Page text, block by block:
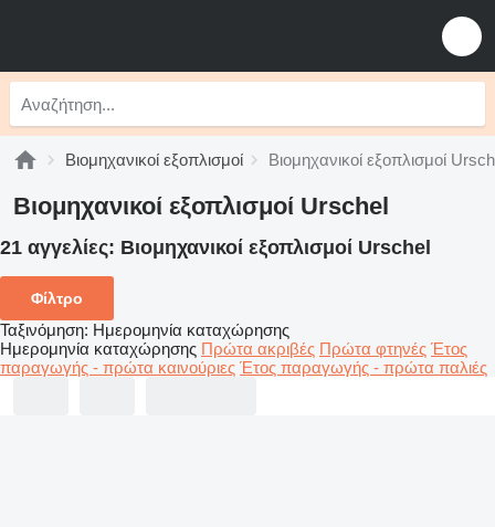
Βιομηχανικοί εξοπλισμοί Βιομηχανικοί εξοπλισμοί
Βιομηχανικοί εξοπλισμοί Urschel
21 αγγελίες: Βιομηχανικοί εξοπλισμοί Urschel
Φίλτρο
Ταξινόμηση: Ημερομηνία καταχώρησης
Ημερομηνία καταχώρησης Πρώτα ακριβές Πρώτα φτηνές Έτος
παραγωγής - πρώτα καινούριες Έτος παραγωγής - πρώτα παλιές